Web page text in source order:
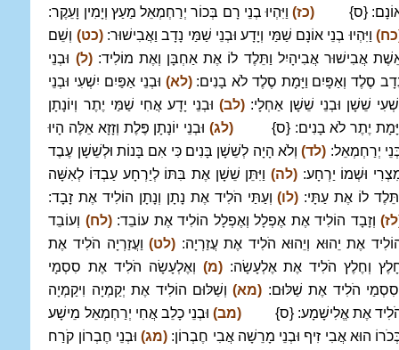
{ס} (כז) וַיִּהְיוּ בְנֵי רָם בְּכוֹר יְרַחְמְאֵל מַעַץ וְיָמִין וָעֵקֶר:
וַיִּהְיוּ בְנֵי אוֹנָם שַׁמַּי וְיָדָע וּבְנֵי שַׁמַּי נָדָב וַאֲבִישׁוּר:(כט) וְשֵׁם
אֲבִישׁוּר אֲבִיהָיִל וַתֵּלֶד לוֹ אֶת אַחְבָּן וְאֶת מוֹלִיד:(ל) וּבְנֵי
סֶלֶד וְאַפָּיִם וַיָּמָת סֶלֶד לֹא בָנִים:(לא) וּבְנֵי אַפַּיִם יִשְׁעִי וּבְנֵי
שֵׁשָׁן וּבְנֵי שֵׁשָׁן אַחְלָי: (לב) וּבְנֵי יָדָע אֲחִי שַׁמַּי יֶתֶר וְיוֹנָתָן
יֶתֶר לֹא בָנִים: {ס} (לג) וּבְנֵי יוֹנָתָן פֶּלֶת וְזָזָא אֵלֶּה הָיוּ
יְרַחְמְאֵל: (לד) וְלֹא הָיָה לְשֵׁשָׁן בָּנִים כִּי אִם בָּנוֹת וּלְשֵׁשָׁן עֶבֶד
וּשְׁמוֹ יַרְחָע: (לה) וַיִּתֵּן שֵׁשָׁן אֶת בִּתּוֹ לְיַרְחָע עַבְדּוֹ לְאִשָּׁה
לוֹ אֶת עַתָּי: (לו) וְעַתַּי הֹלִיד אֶת נָתָן וְנָתָן הוֹלִיד אֶת זָבָד:
וְזָבָד הוֹלִיד אֶת אֶפְלָל וְאֶפְלָל הוֹלִיד אֶת עוֹבֵד:(לח) וְעוֹבֵד
אֶת יֵהוּא וְיֵהוּא הֹלִיד אֶת עֲזַרְיָה: (לט) וַעֲזַרְיָה הֹלִיד אֶת
וְחֶלֶץ הֹלִיד אֶת אֶלְעָשָׂה:(מ) וְאֶלְעָשָׂה הֹלִיד אֶת סִסְמָי
הֹלִיד אֶת שַׁלּוּם: (מא) וְשַׁלּוּם הוֹלִיד אֶת יְקַמְיָה וִיקַמְיָה
אֶת אֱלִישָׁמָע: {ס} (מב) וּבְנֵי כָלֵב אֲחִי יְרַחְמְאֵל מֵישָׁע
הוּא אֲבִי זִיף וּבְנֵי מָרֵשָׁה אֲבִי חֶבְרוֹן: (מג) וּבְנֵי חֶבְרוֹן קֹרַח